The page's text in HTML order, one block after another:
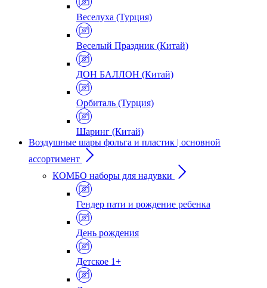
Веселуха (Турция)
Веселый Праздник (Китай)
ДОН БАЛЛОН (Китай)
Орбиталь (Турция)
Шаринг (Китай)
Воздушные шары фольга и пластик | основной
ассортимент
КОМБО наборы для надувки
Гендер пати и рождение ребенка
День рождения
Детское 1+